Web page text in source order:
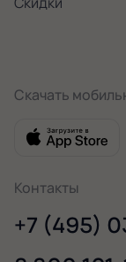
Скачать
Контакты
+7 (495)